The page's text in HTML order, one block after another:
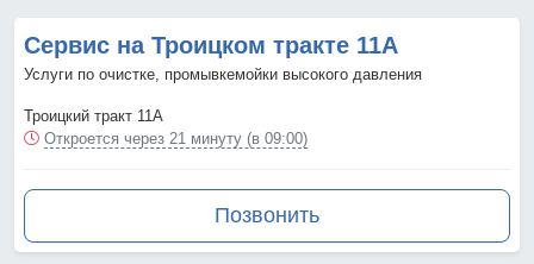
Сервис на Троицком тракте 11А
Услуги по очистке, промывкемойки высокого давления
Троицкий тракт 11А
Откроется через 21 минуту (в 09:00)
Позвонить